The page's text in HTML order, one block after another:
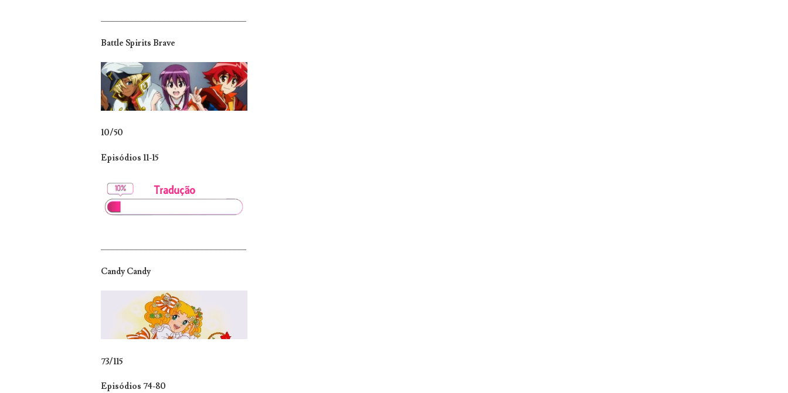
Battle Spirits Brave
10/50
Episódios 11-15
_______________________________
Candy Candy
73/115
Episódios 74-80